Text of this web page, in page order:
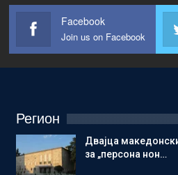
Facebook
Join us on Facebook
Регион
Двајца
за „персона нон…